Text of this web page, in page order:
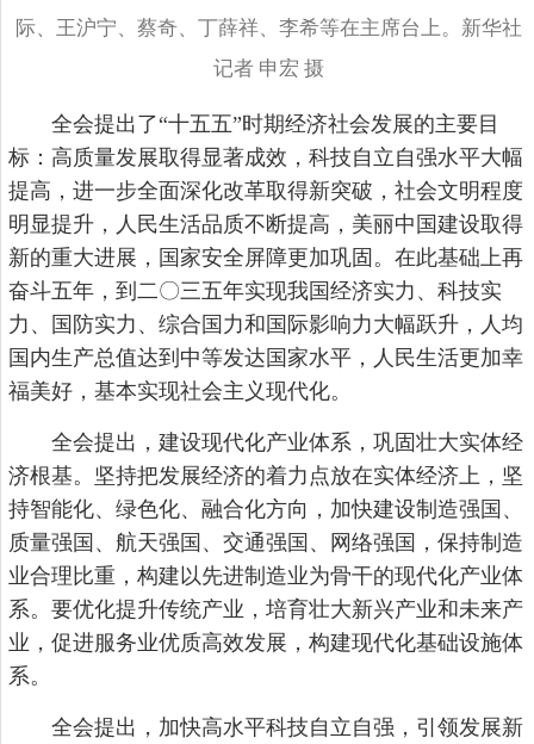
际、王沪宁、蔡奇、丁薛祥、李希等在主席台上。新华社
记者 申宏 摄
全会提出了“十五五”时期经济社会发展的主要目
标：高质量发展取得显著成效，科技自立自强水平大幅
提高，进一步全面深化改革取得新突破，社会文明程度
明显提升，人民生活品质不断提高，美丽中国建设取得
新的重大进展，国家安全屏障更加巩固。在此基础上再
奋斗五年，到二〇三五年实现我国经济实力、科技实
力、国防实力、综合国力和国际影响力大幅跃升，人均
国内生产总值达到中等发达国家水平，人民生活更加幸
福美好，基本实现社会主义现代化。
全会提出，建设现代化产业体系，巩固壮大实体经
济根基。坚持把发展经济的着力点放在实体经济上，坚
持智能化、绿色化、融合化方向，加快建设制造强国、
质量强国、航天强国、交通强国、网络强国，保持制造
业合理比重，构建以先进制造业为骨干的现代化产业体
系。要优化提升传统产业，培育壮大新兴产业和未来产
业，促进服务业优质高效发展，构建现代化基础设施体
系。
全会提出，加快高水平科技自立自强，引领发展新